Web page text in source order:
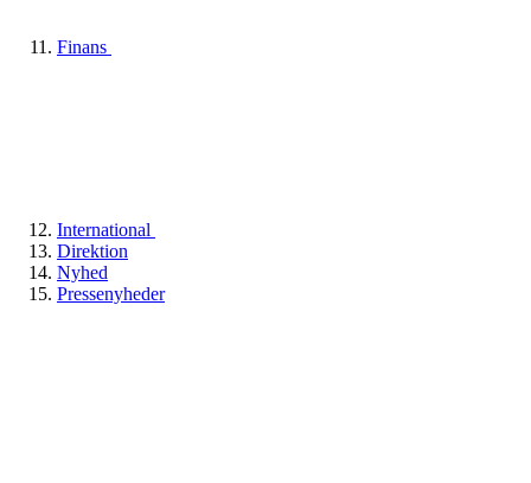
Finans
International
Direktion
Nyhed
Pressenyheder